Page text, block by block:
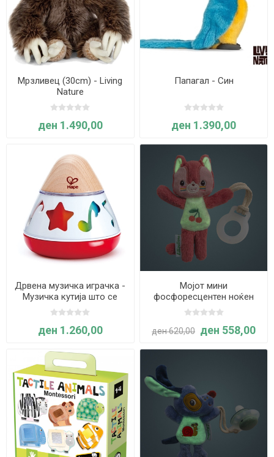
Мрзливец (30cm) - Living
Nature
ден 1.490,00
Папагал - Син
ден 1.390,00
Дрвена музичка играчка -
Музичка кутија што се
врти - Hape
ден 1.260,00
Мојот мини
фосфоресцентен ноќен
пријател МАЧКАТА ЖАНА
ден 620,00 ден 558,00